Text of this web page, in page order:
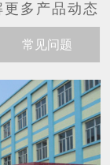
常见问题